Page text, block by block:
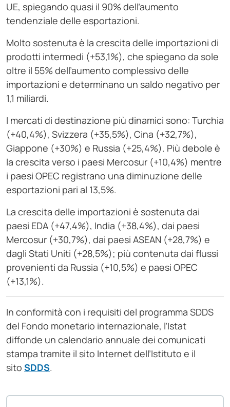
UE, spiegando quasi il 90% dell’aumento
tendenziale delle esportazioni.
Molto sostenuta è la crescita delle importazioni di
prodotti intermedi (+53,1%), che spiegano da sole
oltre il 55% dell’aumento complessivo delle
importazioni e determinano un saldo negativo per
1,1 miliardi.
I mercati di destinazione più dinamici sono: Turchia
(+40,4%), Svizzera (+35,5%), Cina (+32,7%),
Giappone (+30%) e Russia (+25,4%). Più debole è
la crescita verso i paesi Mercosur (+10,4%) mentre
i paesi OPEC registrano una diminuzione delle
esportazioni pari al 13,5%.
La crescita delle importazioni è sostenuta dai
paesi EDA (+47,4%), India (+38,4%), dai paesi
Mercosur (+30,7%), dai paesi ASEAN (+28,7%) e
dagli Stati Uniti (+28,5%); più contenuta dai flussi
provenienti da Russia (+10,5%) e paesi OPEC
(+13,1%).
In conformità con i requisiti del programma SDDS
del Fondo monetario internazionale, l’Istat
diffonde un calendario annuale dei comunicati
stampa tramite il sito Internet dell’Istituto e il
sito SDDS.